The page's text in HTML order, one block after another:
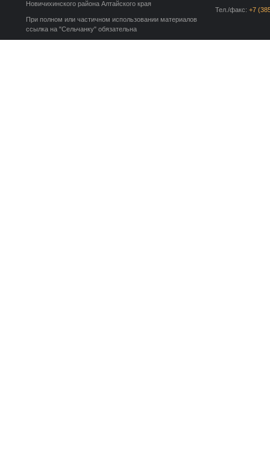
Тел./факс: +7
Новичихинского района Алтайского края
При полном или частичном использовании материалов
ссылка на "Сельчанку" обязательна